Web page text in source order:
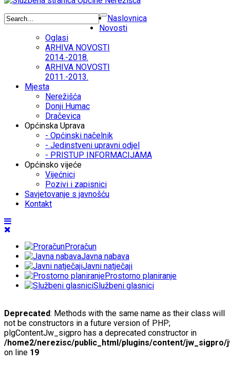
Naslovnica
Novosti
Oglasi
ARHIVA NOVOSTI
2014.-2018.
ARHIVA NOVOSTI
2011.-2013.
Mjesta
Nerežišća
Donji Humac
Dračevica
Općinska Uprava
- Općinski načelnik
- Jedinstveni upravni odjel
- PRISTUP INFORMACIJAMA
Općinsko vijeće
Vijećnici
Pozivi i zapisnici
Savjetovanje s javnošću
Kontakt
Proračun
Javna nabava
Javni natječaji
Prostorno planiranje
Službeni glasnici
Deprecated: Methods with the same name as their class will
not be constructors in a future version of PHP;
plgContentJw_sigpro has a deprecated constructor in
/home2/nerezisc/public_html/plugins/content/jw_sigpro/
on line 19